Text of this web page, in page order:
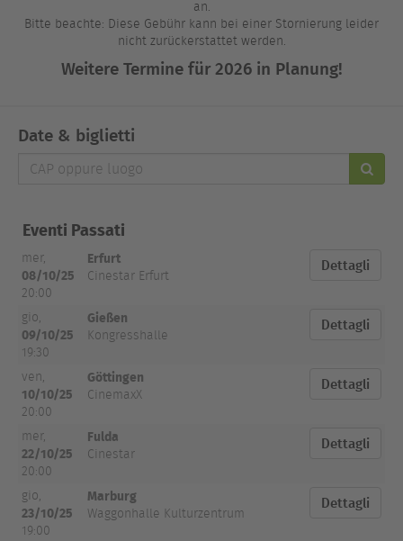
an.
Bitte beachte: Diese Gebühr kann bei einer Stornierung leider
nicht zurückerstattet werden.
Weitere Termine für 2026 in Planung!
Date & biglietti
CAP
oppure
Eventi Passati
mer,
08/10/25
20:00
Erfurt
Cinestar Erfurt
Dettagli
gio,
09/10/25
19:30
Gießen
Kongresshalle
Dettagli
ven,
10/10/25
20:00
Göttingen
CinemaxX
Dettagli
mer,
22/10/25
20:00
Fulda
Cinestar
Dettagli
gio,
23/10/25
19:00
Marburg
Waggonhalle Kulturzentrum
Dettagli